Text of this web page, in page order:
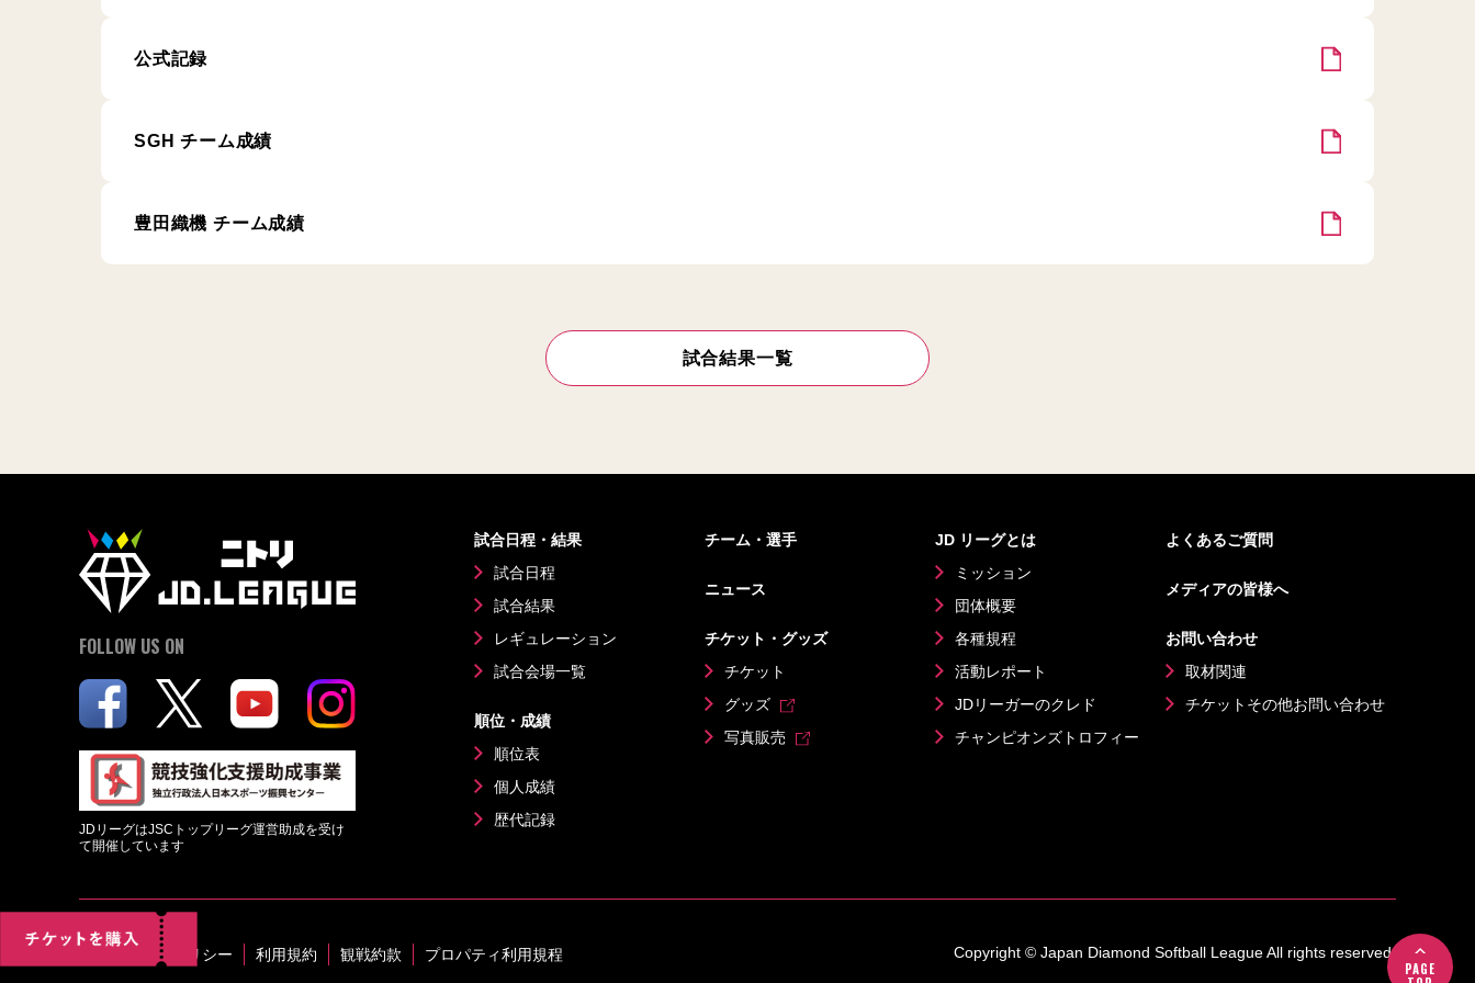
公式記録
SGH チーム成績
豊田織機 チーム成績
試合結果一覧
PAGE
試合日程・結果
試合日程
試合結果
レギュレーション
試合会場一覧
順位・成績
順位表
個人成績
歴代記録
チーム・選手
ニュース
チケット・グッズ
チケット
グッズ
写真販売
JD リーグとは
ミッション
団体概要
各種規程
活動レポート
JDリーガーのクレド
チャンピオンズ トロフィー
よくあるご質問
メディアの皆様へ
お問い合わせ
取材関連
チケットその他お問い合わせ
FOLLOW US ON
JDリーグはJSCトップリーグ運営助成を受け
て開催しています
プライバシーポリシー 利用規約 観戦約款 プロパティ利用規程 Copyright © Japan Diamond Softball League All rights reserved.